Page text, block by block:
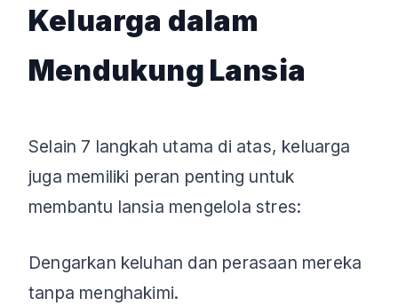
Keluarga dalam
Mendukung Lansia
Selain 7 langkah utama di atas, keluarga
juga memiliki peran penting untuk
membantu lansia mengelola stres:
Dengarkan keluhan dan perasaan mereka
tanpa menghakimi.